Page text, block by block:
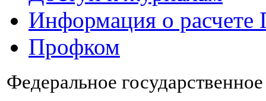
Информация о
Профком
Федеральное